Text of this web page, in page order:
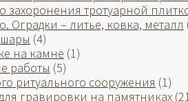
захоронения тротуарной
Оградки – литье, ковка, металл
(4)
на камне (1)
работы (5)
ритуального сооружения (1)
гравировки на памятниках